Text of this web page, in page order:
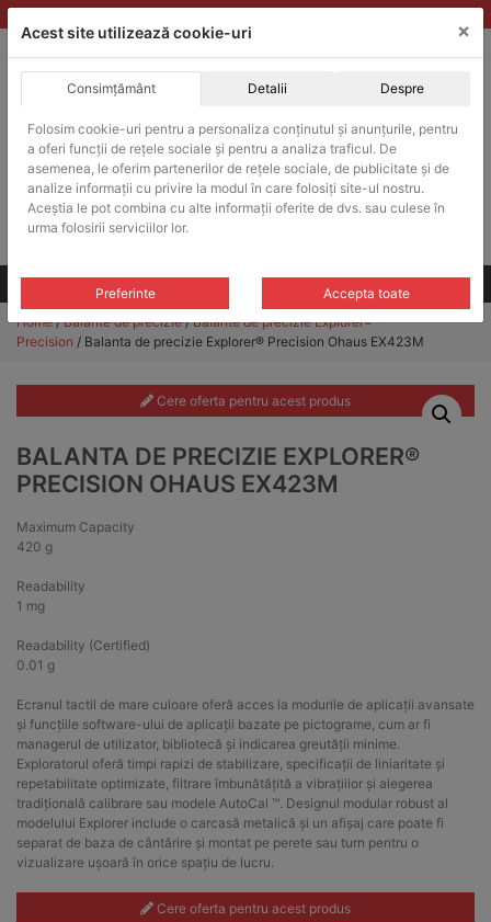
Skip
to
ACHIZITII PUBLICE
Produsele pot fi achizitionate si in sistemul SEAP / SICAP
Products
search
CAUTARE
Toate produsele
Home/Balante de precizie/Balante de precizie Explorer®
Precision / Balanta de precizie Explorer® Precision Ohaus EX423M
Cere oferta pentru acest produs
BALANTA DE PRECIZIE EXPLORER®
PRECISION OHAUS EX423M
Maximum Capacity
420 g
Readability
1 mg
Readability (Certified)
0.01 g
Ecranul tactil de mare culoare oferă acces la modurile de aplicații avansate
și funcțiile software-ului de aplicații bazate pe pictograme, cum ar fi
managerul de utilizator, bibliotecă și indicarea greutății minime.
Exploratorul oferă timpi rapizi de stabilizare, specificații de liniaritate și
repetabilitate optimizate, filtrare îmbunătățită a vibrațiilor și alegerea
tradițională calibrare sau modele AutoCal ™. Designul modular robust al
modelului Explorer include o carcasă metalică și un afișaj care poate fi
separat de baza de cântărire și montat pe perete sau turn pentru o
vizualizare ușoară în orice spațiu de lucru.
Cere oferta pentru acest produs
Acest site utilizează cookie-uri ×
Consimțământ Detalii Despre
Folosim cookie-uri pentru a personaliza conținutul și anunțurile, pentru
a oferi funcții de rețele sociale și pentru a analiza traficul. De
asemenea, le oferim partenerilor de rețele sociale, de publicitate și de
analize informații cu privire la modul în care folosiți site-ul nostru.
Aceștia le pot combina cu alte informații oferite de dvs. sau culese în
urma folosirii serviciilor lor.
Preferinte Accepta toate